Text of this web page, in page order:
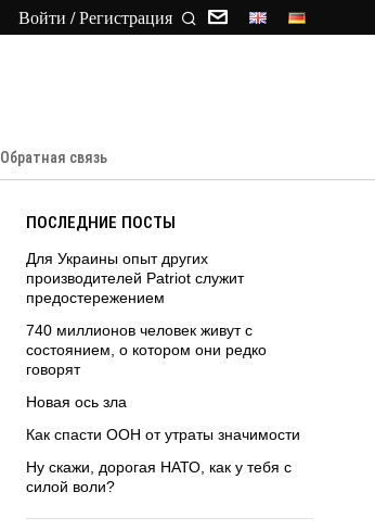
Войти / Регистрация
Обратная связь
ПОСЛЕДНИЕ ПОСТЫ
Для Украины опыт других
производителей Patriot служит
предостережением
740 миллионов человек живут с
состоянием, о котором они редко
говорят
Новая ось зла
Как спасти ООН от утраты значимости
Ну скажи, дорогая НАТО, как у тебя с
силой воли?